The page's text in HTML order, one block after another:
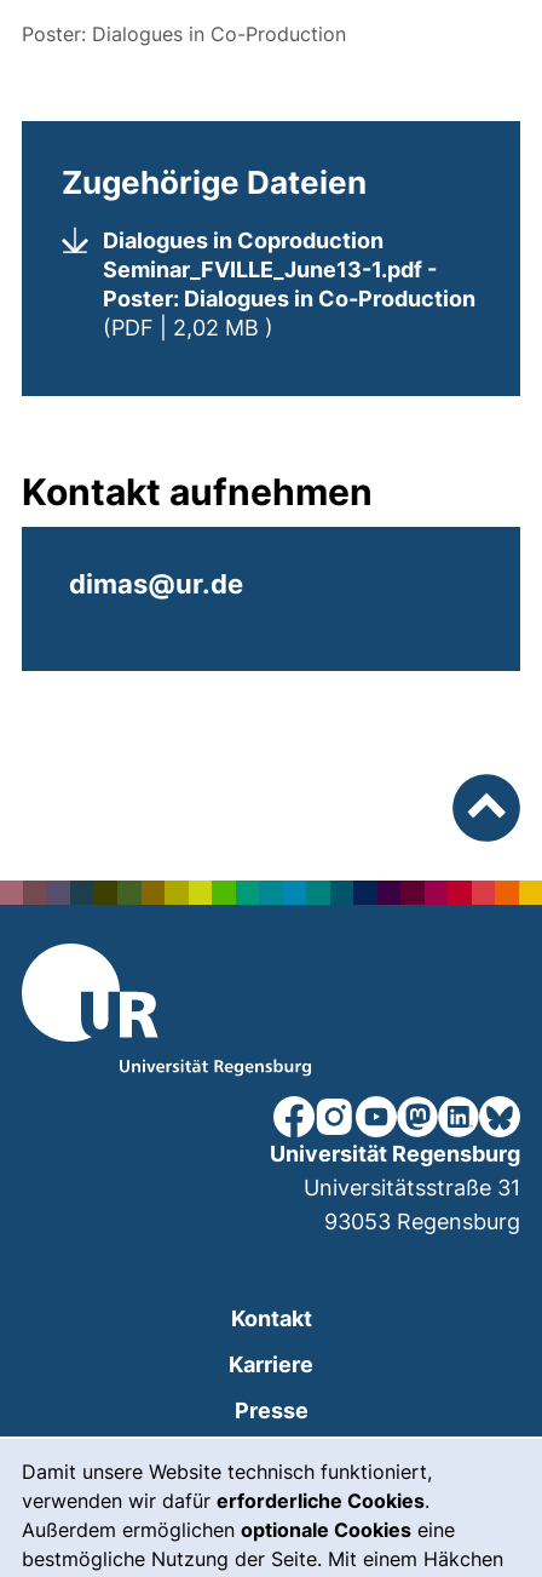
Damit unsere Website technisch funktioniert,
verwenden wir dafür erforderliche Cookies.
Außerdem ermöglichen optionale Cookies eine
bestmögliche Nutzung der Seite. Mit einem Häkchen
Poster: Dialogues in Co-Production
Zugehörige Dateien
Dialogues in Coproduction
Seminar_FVILLE_June13-1.pdf -
Poster: Dialogues in Co-Production
(PDF | 2,02 MB )
Kontakt aufnehmen
dimas@ur.de
unsere Facebook-Seite
unsere Instagram-
unsere YouTube-
unsereunsere
Kontakt
Karriere
Presse
Leichte Sprache
Gebärdensprache
Universität Regensburg
Universitätsstraße 31
93053 Regensburg